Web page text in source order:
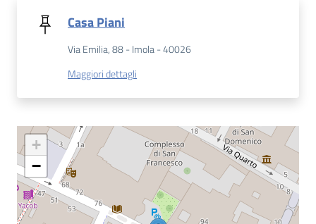
Catalogo
on line
Eventi
Casa Piani
Via Emilia, 88 - Imola - 40026
Maggiori dettagli
+
−